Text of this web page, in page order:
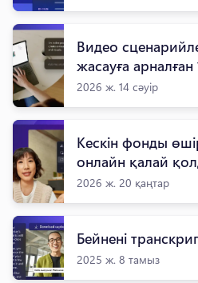
Видео
жасауға
2026 ж. 14 сәуір
Кескін фонды
онлайн қалай
2026 ж. 20 қаңтар
Бейнені
2025 ж. 8 тамыз